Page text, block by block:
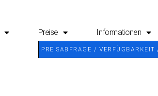
Preise Informationen
PREISABFRAGE /